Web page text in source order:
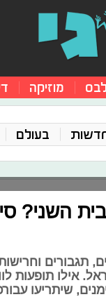
מוזיקה
בעולם
השני?
תגבורים
אילו תופעות
שיתריעו